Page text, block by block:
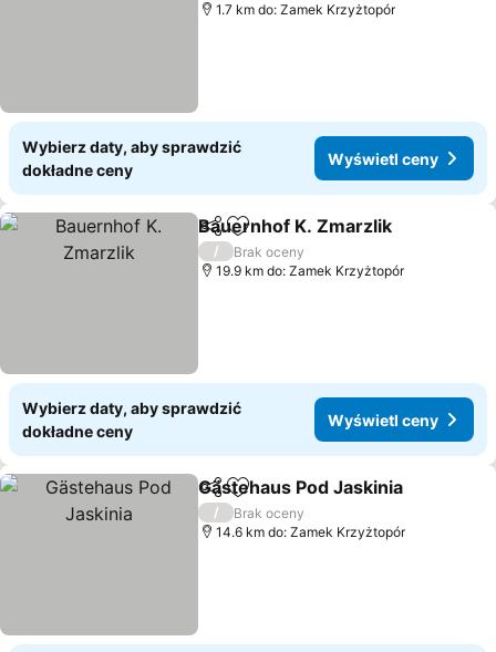
1.7 km do: Zamek Krzyżtopór
Wybierz daty, aby sprawdzić
dokładne ceny
Wyświetl ceny
Udostępnij
Dodaj do ulubionych
Bauernhof K. Zmarzlik
/
Brak oceny
19.9 km do: Zamek Krzyżtopór
Wybierz daty, aby sprawdzić
dokładne ceny
Wyświetl ceny
Udostępnij
Dodaj do ulubionych
Gästehaus Pod Jaskinia
/
Brak oceny
14.6 km do: Zamek Krzyżtopór